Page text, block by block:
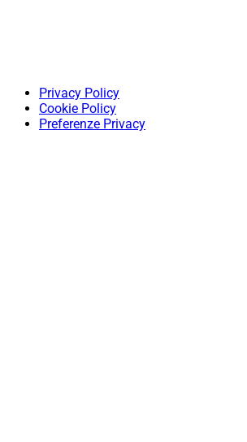
Privacy Policy
Cookie Policy
Preferenze Privacy